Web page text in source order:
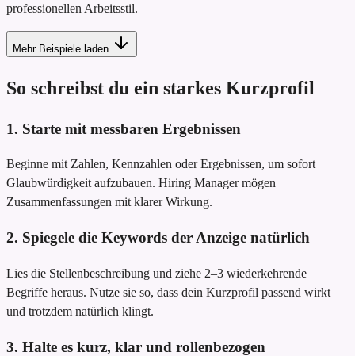
professionellen Arbeitsstil.
Mehr Beispiele laden
So schreibst du ein starkes Kurzprofil
1. Starte mit messbaren Ergebnissen
Beginne mit Zahlen, Kennzahlen oder Ergebnissen, um sofort
Glaubwürdigkeit aufzubauen. Hiring Manager mögen
Zusammenfassungen mit klarer Wirkung.
2. Spiegele die Keywords der Anzeige natürlich
Lies die Stellenbeschreibung und ziehe 2–3 wiederkehrende
Begriffe heraus. Nutze sie so, dass dein Kurzprofil passend wirkt
und trotzdem natürlich klingt.
3. Halte es kurz, klar und rollenbezogen